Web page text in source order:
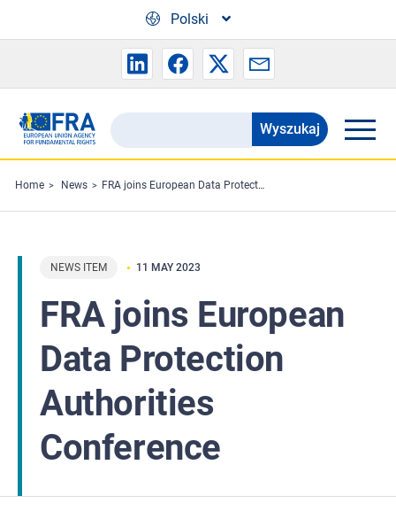
Polski
Search
the
FRA
website
Wyszukaj
Home News FRA joins European Data Protection Authorities Conference
NEWS ITEM 11 MAY 2023
FRA joins European
Data Protection
Authorities
Conference